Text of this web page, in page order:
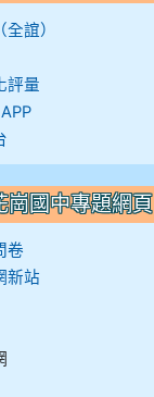
誼）
評量
崗國中專題網頁
卷
新站